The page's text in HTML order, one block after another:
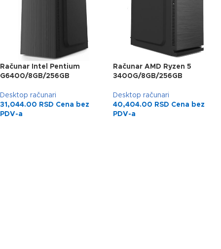
Računar Intel Pentium
G6400/8GB/256GB
Desktop računari
31,044.00 RSD Cena bez
PDV-a
Računar AMD Ryzen 5
3400G/8GB/256GB
Desktop računari
40,404.00 RSD Cena bez
PDV-a